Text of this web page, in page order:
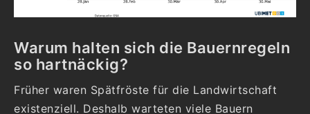
Warum halten sich die Bauernregeln
so hartnäckig?
Früher waren Spätfröste für die Landwirtschaft
existenziell. Deshalb warteten viele Bauern